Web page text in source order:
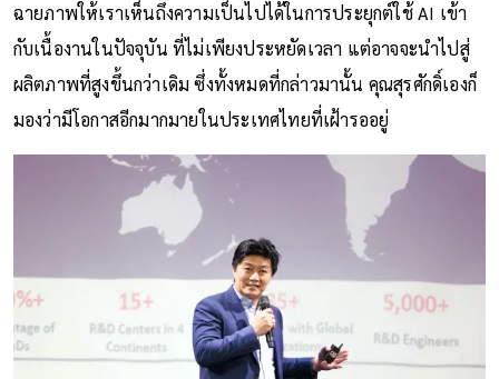
ฉายภาพให้เราเห็นถึงความเป็นไปได้ในการประยุกต์ใช้ AI เข้า
กับเนื้องานในปัจจุบัน ที่ไม่เพียงประหยัดเวลา แต่อาจจะนำไปสู่
ผลิตภาพที่สูงขึ้นกว่าเดิม ซึ่งทั้งหมดที่กล่าวมานั้น คุณสุรศักดิ์เองก็
มองว่ามีโอกาสอีกมากมายในประเทศไทยที่เฝ้ารออยู่